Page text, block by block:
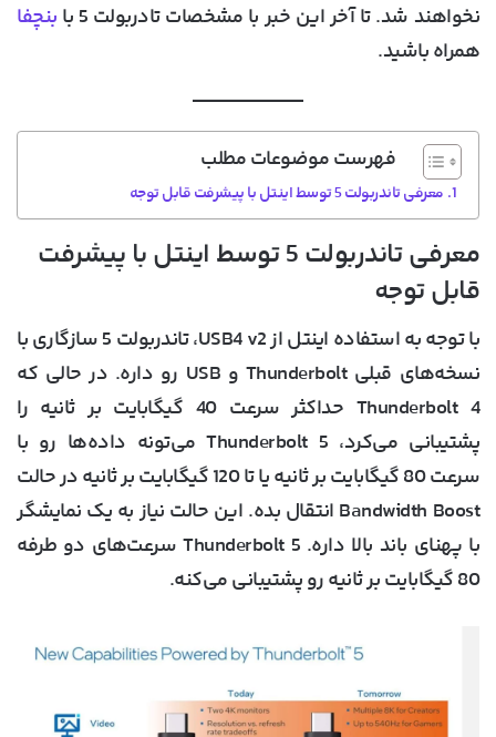
نخواهند شد. تا آخر این خبر با مشخصات تادربولت 5 با
بنچفا
همراه باشید.
فهرست موضوعات مطلب
معرفی تاندربولت 5 توسط اینتل با پیشرفت قابل توجه
معرفی تاندربولت 5 توسط اینتل با پیشرفت
قابل توجه
با توجه به استفاده اینتل از USB4 v2، تاندربولت 5 سازگاری با
نسخه‌های قبلی Thunderbolt و USB رو داره. در حالی که
Thunderbolt 4 حداکثر سرعت 40 گیگابایت بر ثانیه را
پشتیبانی می‌کرد، Thunderbolt 5 می‌تونه داده‌ها رو با
سرعت 80 گیگابایت بر ثانیه یا تا 120 گیگابایت بر ثانیه در حالت
Bandwidth Boost انتقال بده. این حالت نیاز به یک نمایشگر
با پهنای باند بالا داره. Thunderbolt 5 سرعت‌های دو طرفه
80 گیگابایت بر ثانیه رو پشتیبانی می‌کنه.